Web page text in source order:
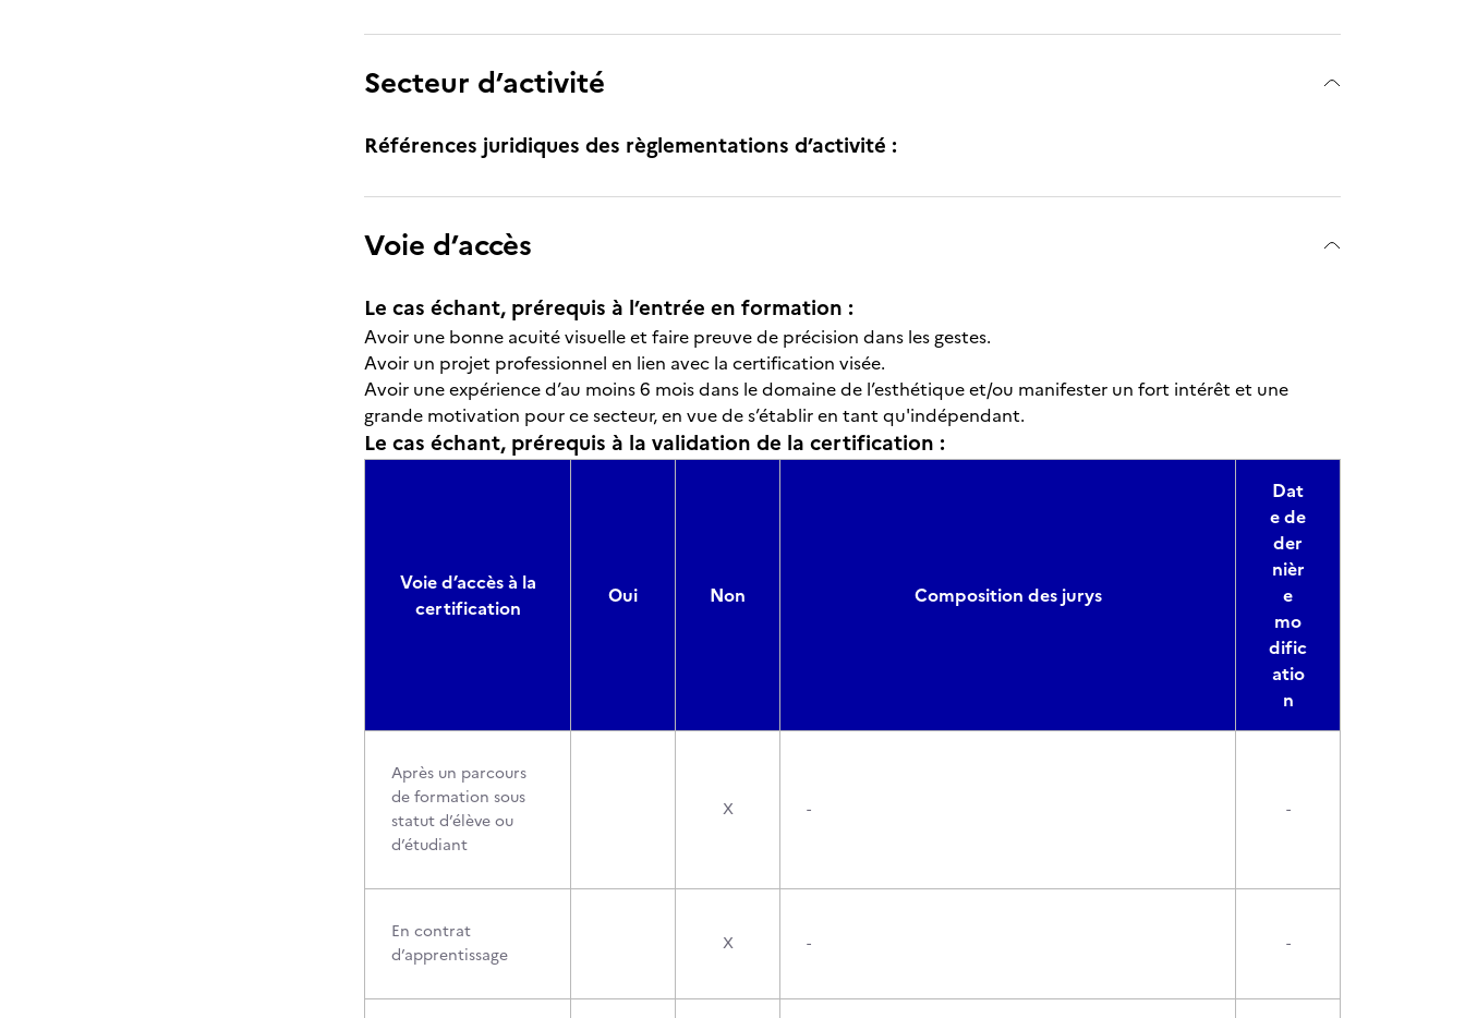
Secteur d’activité
Références juridiques des règlementations d’activité :
Voie d’accès
Le cas échant, prérequis à l’entrée en formation :
Avoir une bonne acuité visuelle et faire preuve de précision dans les gestes.
Avoir un projet professionnel en lien avec la certification visée.
Avoir une expérience d’au moins 6 mois dans le domaine de l’esthétique et/ou manifester un fort intérêt et une
grande motivation pour ce secteur, en vue de s’établir en tant qu'indépendant.
Le cas échant, prérequis à la validation de la certification :
Voie d’accès à la
certification
Oui Non Composition des jurys
Dat
e de
der
nièr
e
mo
dific
atio
n
Après un parcours
de formation sous
statut d’élève ou
d’étudiant
X - -
En contrat
d’apprentissage
X - -